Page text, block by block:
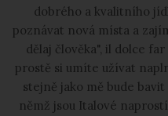
dobrého a kvalitního
poznávat nová místa a
dělaj člověka", il dolce
prostě si umíte užívat
stejně jako mě bude
němž jsou Italové